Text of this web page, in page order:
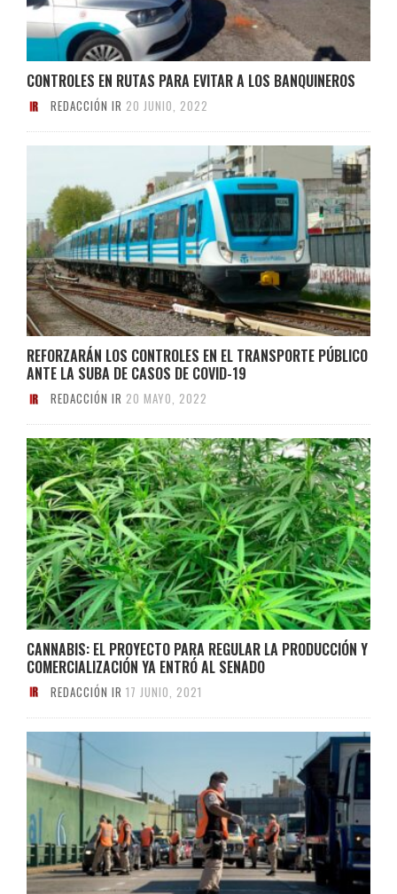
CONTROLES EN RUTAS PARA EVITAR A LOS BANQUINEROS
REDACCIÓN IR 20 JUNIO, 2022
REFORZARÁN LOS CONTROLES EN EL TRANSPORTE PÚBLICO
ANTE LA SUBA DE CASOS DE COVID-19
REDACCIÓN IR 20 MAYO, 2022
CANNABIS: EL PROYECTO PARA REGULAR LA PRODUCCIÓN Y
COMERCIALIZACIÓN YA ENTRÓ AL SENADO
REDACCIÓN IR 17 JUNIO, 2021